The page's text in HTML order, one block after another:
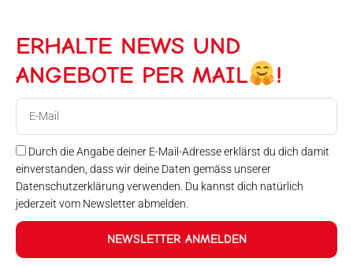
ERHALTE NEWS UND
ANGEBOTE PER MAIL
!
Durch die Angabe deiner E-Mail-Adresse erklärst du dich damit
einverstanden, dass wir deine Daten gemäss unserer
Datenschutzerklärung verwenden. Du kannst dich natürlich
jederzeit vom Newsletter abmelden.
NEWSLETTER ANMELDEN